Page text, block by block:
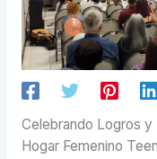
Celebrando Logros y
Hogar Femenino